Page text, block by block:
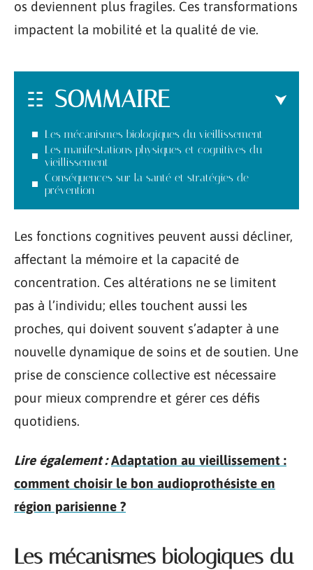
os deviennent plus fragiles. Ces transformations
impactent la mobilité et la qualité de vie.
SOMMAIRE
Les mécanismes biologiques du vieillissement
Les manifestations physiques et cognitives du
vieillissement
Conséquences sur la santé et stratégies de
prévention
Les fonctions cognitives peuvent aussi décliner,
affectant la mémoire et la capacité de
concentration. Ces altérations ne se limitent
pas à l’individu; elles touchent aussi les
proches, qui doivent souvent s’adapter à une
nouvelle dynamique de soins et de soutien. Une
prise de conscience collective est nécessaire
pour mieux comprendre et gérer ces défis
quotidiens.
Lire également : Adaptation au vieillissement :
comment choisir le bon audioprothésiste en
région parisienne ?
Les mécanismes biologiques du